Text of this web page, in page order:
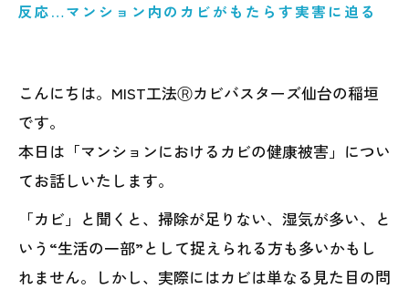
反応…マンション内のカビがもたらす実害に迫る
こんにちは。MIST工法Ⓡカビバスターズ仙台の稲垣
です。
本日は「マンションにおけるカビの健康被害」につい
てお話しいたします。
「カビ」と聞くと、掃除が足りない、湿気が多い、と
いう“生活の一部”として捉えられる方も多いかもし
れません。しかし、実際にはカビは単なる見た目の問